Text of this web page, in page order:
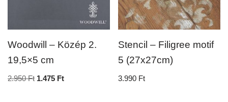
Woodwill – Közép 2.
19,5×5 cm
2.950Ft 1.475 Ft
Stencil – Filigree motif
5 (27x27cm)
3.990 Ft